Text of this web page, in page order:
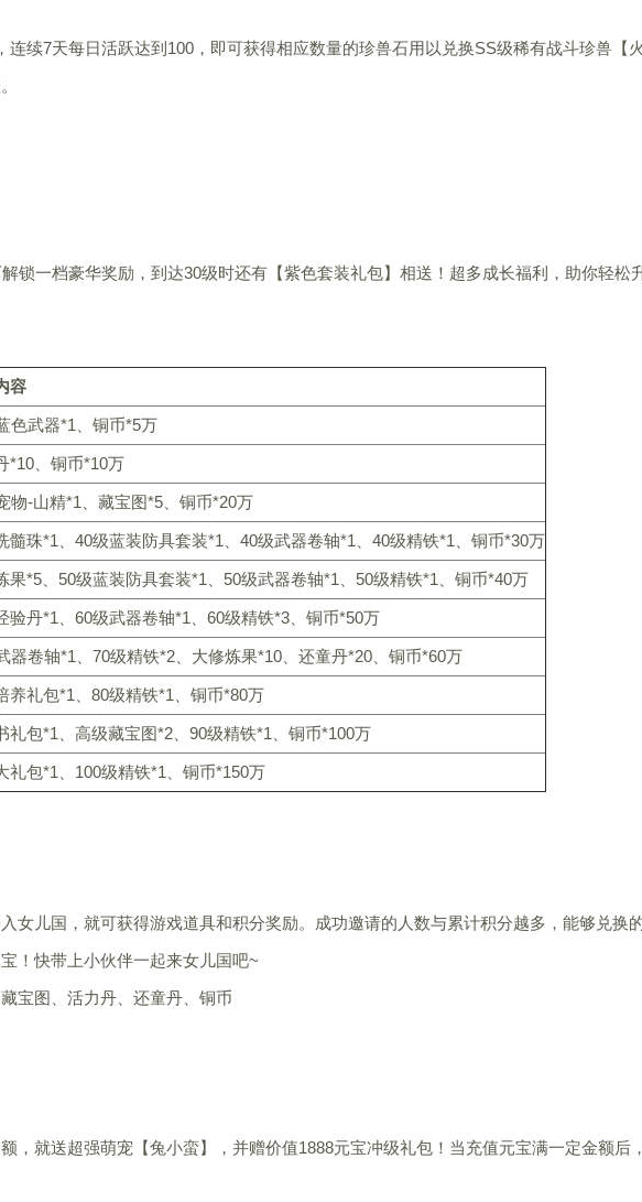
连续7天每日活跃达到100，即可获得相应数量的珍兽石用以兑换SS级稀有战斗珍兽【
锁一档豪华奖励，到达30级时还有【紫色套装礼包】相送！超多成长福利，助你轻松
容
色武器*1、铜币*5万
*10、铜币*10万
物-山精*1、藏宝图*5、铜币*20万
髓珠*1、40级蓝装防具套装*1、40级武器卷轴*1、40级精铁*1、铜币*30万
果*5、50级蓝装防具套装*1、50级武器卷轴*1、50级精铁*1、铜币*40万
验丹*1、60级武器卷轴*1、60级精铁*3、铜币*50万
器卷轴*1、70级精铁*2、大修炼果*10、还童丹*20、铜币*60万
养礼包*1、80级精铁*1、铜币*80万
礼包*1、高级藏宝图*2、90级精铁*1、铜币*100万
礼包*1、100级精铁*1、铜币*150万
女儿国，就可获得游戏道具和积分奖励。成功邀请的人数与累计积分越多，能够兑换
！快带上小伙伴一起来女儿国吧~
宝图、活力丹、还童丹、铜币
，就送超强萌宠【兔小蛮】，并赠价值1888元宝冲级礼包！当充值元宝满一定金额后